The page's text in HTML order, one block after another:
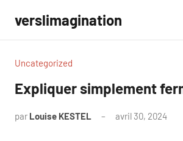
contenu
verslimagination
Uncategorized
Expliquer simplement
par Louise KESTEL avril 30, 2024